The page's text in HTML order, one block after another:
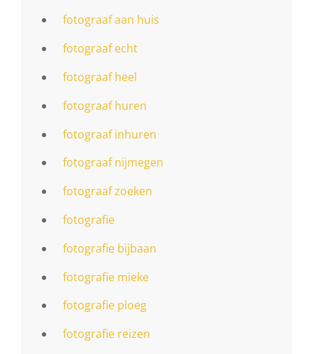
fotograaf aan huis
fotograaf echt
fotograaf heel
fotograaf huren
fotograaf inhuren
fotograaf nijmegen
fotograaf zoeken
fotografie
fotografie bijbaan
fotografie mieke
fotografie ploeg
fotografie reizen